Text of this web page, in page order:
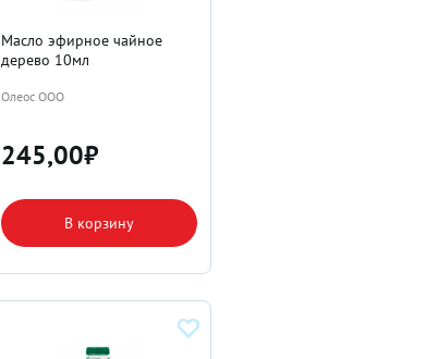
Масло эфирное чайное
дерево 10мл
Олеос ООО
245,00₽
В корзину